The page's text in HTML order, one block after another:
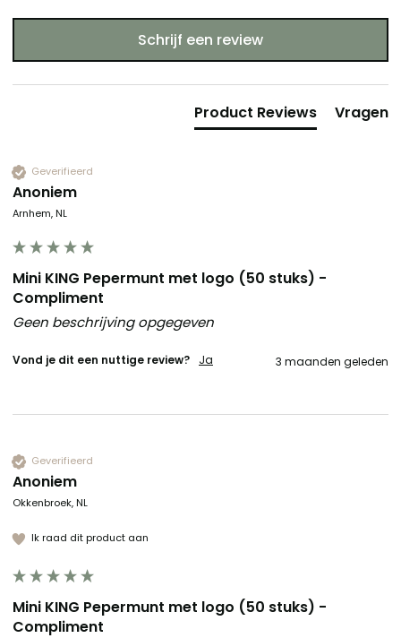
Schrijf een review
Product Reviews Vragen
Geverifieerd
Anoniem
Arnhem, NL
Mini KING Pepermunt met logo (50 stuks) -
Compliment
Geen beschrijving opgegeven
Vond je dit een nuttige review? Ja 3 maanden geleden
Geverifieerd
Anoniem
Okkenbroek, NL
Ik raad dit product aan
Mini KING Pepermunt met logo (50 stuks) -
Compliment